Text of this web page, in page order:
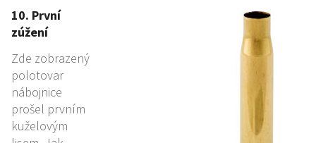
10. První
zúžení
Zde zobrazený
polotovar
nábojnice
prošel prvním
kuželovým